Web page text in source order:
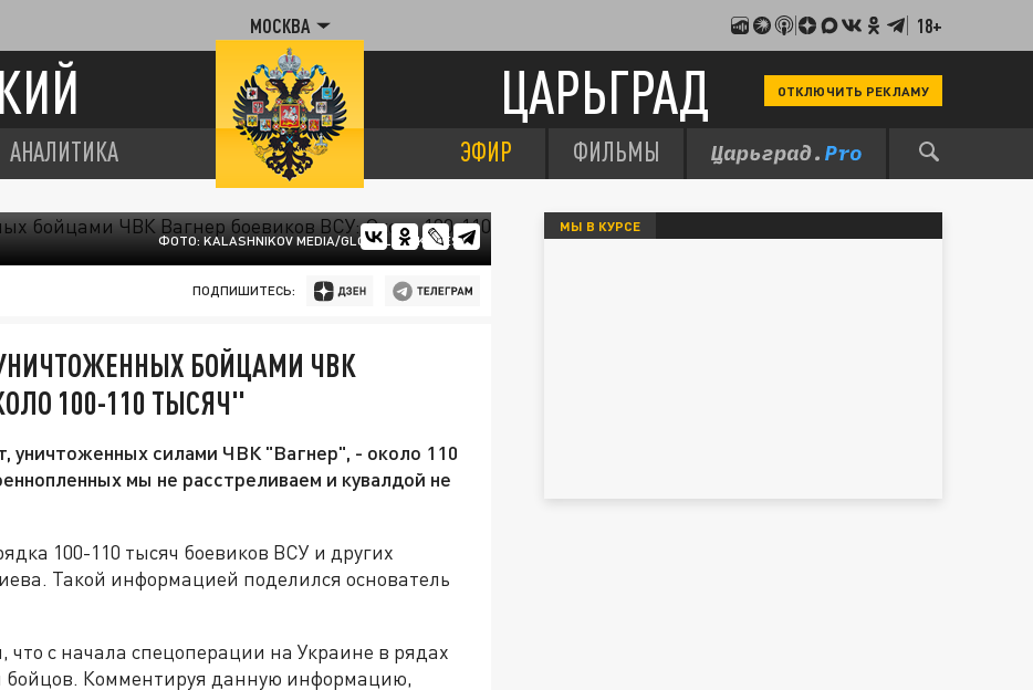
МОСКВА 18+
ЦАРЬГРАД ОТКЛЮЧИТЬ РЕКЛАМУ
АНАЛИТИКА ЭФИР ФИЛЬМЫ
ФОТО: KALASHNIKOV MEDIA/GLOBALLOOKPRESS
ПОДПИШИТЕСЬ:
БОЙЦАМИ ЧВК
100-110 ТЫСЯЧ"
уничтоженных силами ЧВК "Вагнер", - около 110
мы не расстреливаем и кувалдой не
100-110 тысяч боевиков ВСУ и других
Такой информацией поделился основатель
с начала спецоперации на Украине в рядах
бойцов. Комментируя данную информацию,
МЫ В КУРСЕ